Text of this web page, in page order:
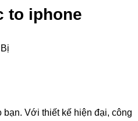
to iphone
Với thiết kế hiện đại, công